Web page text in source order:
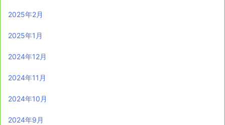
2025年2月
2025年1月
2024年12月
2024年11月
2024年10月
2024年9月